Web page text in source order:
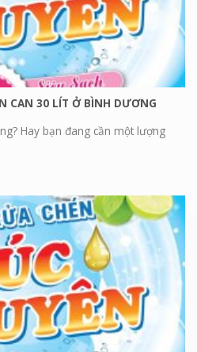
CAN 30 LÍT Ở BÌNH DƯƠNG
Hay bạn đang cần một lượng